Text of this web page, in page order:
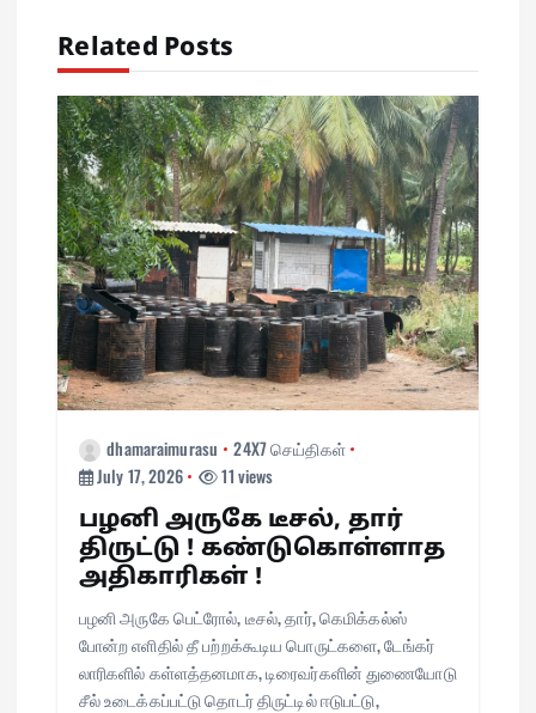
g
a
t
o
n
Related Posts
dhamaraimurasu
24X7 செய்திகள்
July 17, 2026
11 views
பழனி அருகே டீசல், தார்
திருட்டு ! கண்டுகொள்ளாத
அதிகாரிகள் !
பழனி அருகே பெட்ரோல், டீசல், தார், கெமிக்கல்ஸ்
போன்ற எளிதில் தீ பற்றக்கூடிய பொருட்களை, டேங்கர்
லாரிகளில் கள்ளத்தனமாக, டிரைவர்களின் துணையோடு
சீல் உடைக்கப்பட்டு தொடர் திருட்டில் ஈடுபட்டு,